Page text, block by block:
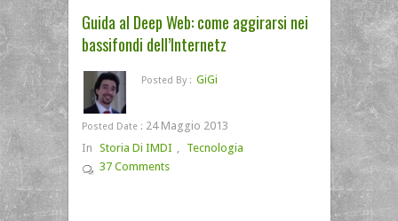
Guida al Deep Web: come aggirarsi nei
bassifondi dell’Internetz
Posted By : GiGi
Posted Date : 24 Maggio 2013
In Storia Di IMDI , Tecnologia
37 Comments